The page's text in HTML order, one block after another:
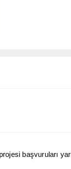
başvuruları